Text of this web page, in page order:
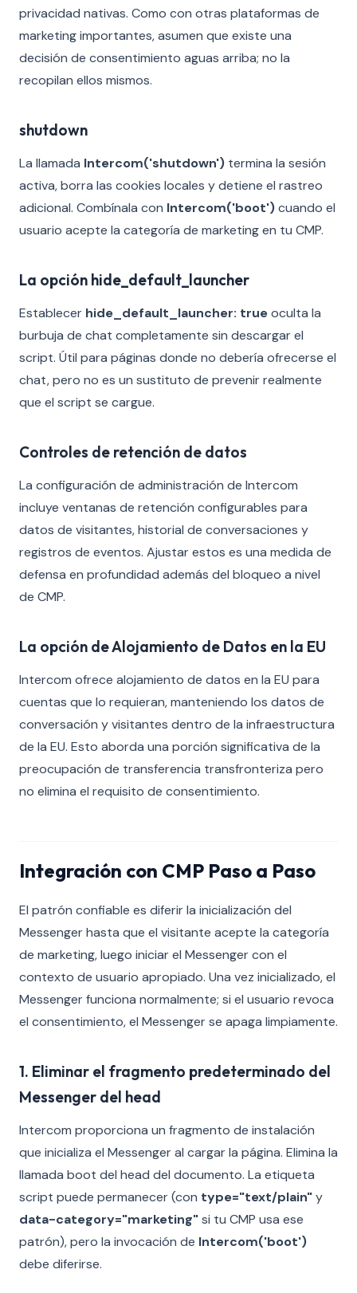
privacidad nativas. Como con otras plataformas de
marketing importantes, asumen que existe una
decisión de consentimiento aguas arriba; no la
recopilan ellos mismos.
shutdown
La llamada Intercom('shutdown') termina la sesión
activa, borra las cookies locales y detiene el rastreo
adicional. Combínala con Intercom('boot')cuando el
usuario acepte la categoría de marketing en tu CMP.
La opción hide_default_launcher
Establecer hide_default_launcher: trueoculta la
burbuja de chat completamente sin descargar el
script. Útil para páginas donde no debería ofrecerse el
chat, pero no es un sustituto de prevenir realmente
que el script se cargue.
Controles de retención de datos
La configuración de administración de Intercom
incluye ventanas de retención configurables para
datos de visitantes, historial de conversaciones y
registros de eventos. Ajustar estos es una medida de
defensa en profundidad además del bloqueo a nivel
de CMP.
La opción de Alojamiento de Datos en la EU
Intercom ofrece alojamiento de datos en la EU para
cuentas que lo requieran, manteniendo los datos de
conversación y visitantes dentro de la infraestructura
de la EU. Esto aborda una porción significativa de la
preocupación de transferencia transfronteriza pero
no elimina el requisito de consentimiento.
Integración con CMP Paso a Paso
El patrón confiable es diferir la inicialización del
Messenger hasta que el visitante acepte la categoría
de marketing, luego iniciar el Messenger con el
contexto de usuario apropiado. Una vez inicializado, el
Messenger funciona normalmente; si el usuario revoca
el consentimiento, el Messenger se apaga limpiamente.
1. Eliminar el fragmento predeterminado del
Messenger del head
Intercom proporciona un fragmento de instalación
que inicializa el Messenger al cargar la página. Elimina la
llamada boot del head del documento. La etiqueta
script puede permanecer (con type="text/plain"y
data-category="marketing"si tu CMP usa ese
patrón), pero la invocación de Intercom('boot')
debe diferirse.